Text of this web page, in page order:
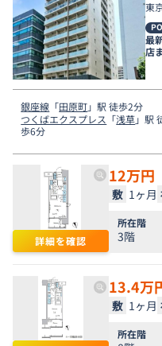
東
最
店
す。
銀座線 「田原町」駅 徒歩2分
つくばエクスプレス 「浅草」駅
歩6分
詳細を確認
12万円
敷 1ヶ月
所在階
3階
13.4万
敷 1ヶ月
所在階